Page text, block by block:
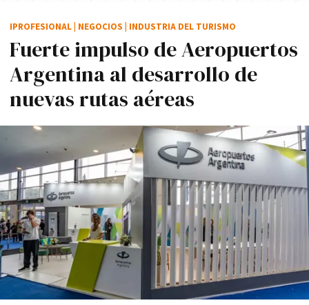
Fuerte impulso de Aeropuertos
Argentina al desarrollo de
nuevas rutas aéreas
IPROFESIONAL NEGOCIOS INDUSTRIA DEL TURISMO